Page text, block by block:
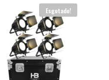
Esgotado!